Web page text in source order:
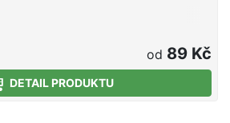
od 89 Kč
DETAIL PRODUKTU